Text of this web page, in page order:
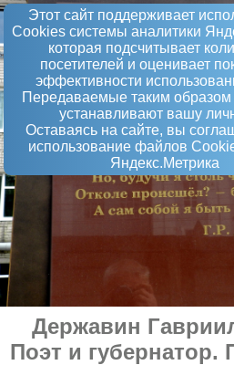
Этот сайт поддерживает
Сookies системы аналитики
которая подсчитывает
посетителей и оценивает
эффективности
Передаваемые таким
устанавливают вашу
Оставаясь на сайте, вы
использование файлов
Яндекс.Метрика
Державин
Поэт и губернатор.